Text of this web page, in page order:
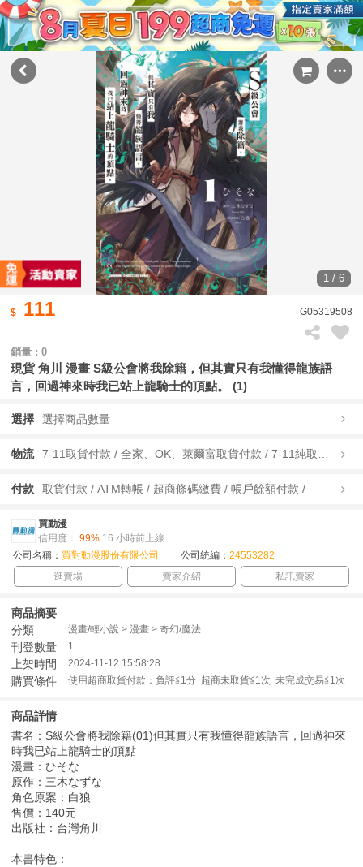
1 / 6
111 G05319508
銷量 : 0
現貨 角川 漫畫 S級公會將我除籍，但其實只有我懂得龍族語
言，回過神來時我已站上龍騎士的頂點。 (1)
選擇 選擇商品數量
物流
付款 取貨付款 / ATM轉帳 / 超商條碼繳費 / 帳戶餘額付款 /
買動漫
信用度： 99% 16 小時前上線
公司名稱： 買對動漫股份有限公司 公司統編： 24553282
逛賣場
賣家介紹 私訊賣家
商品摘要
分類
漫畫/輕小說 > 漫畫 > 奇幻/魔法
刊登數量 1
上架時間 2024-11-12 15:58:28
購買條件 使用超商取貨付款：負評≦1分 超商未取貨≦1次 未完成交易≦1次
商品詳情
書名：S級公會將我除籍(01)但其實只有我懂得龍族語言，回過神來
時我已站上龍騎士的頂點
漫畫：ひそな
原作：三木なずな
角色原案：白狼
售價：140元
出版社：台灣角川
本書特色：